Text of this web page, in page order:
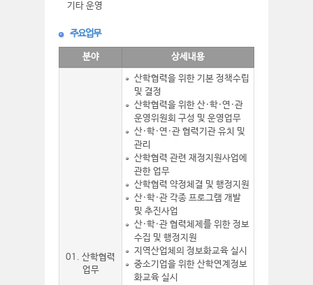
기타 운영
주요업무
분야 상세내용
01. 산학협력
업무
산학협력을 위한 기본 정책수립
및 결정
산학협력을 위한 산·학·연·관
운영위원회 구성 및 운영업무
산·학·연·관 협력기관 유치 및
관리
산학협력 관련 재정지원사업에
관한 업무
산학협력 약정체결 및 행정지원
산·학·관 각종 프로그램 개발
및 추진사업
산·학·관 협력체제를 위한 정보
수집 및 행정지원
지역산업체의 정보화교육 실시
중소기업을 위한 산학연계정보
화교육 실시